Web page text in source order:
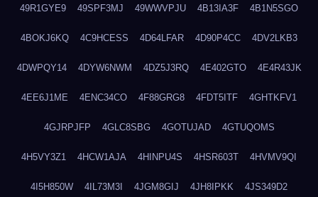
49R1GYE9 49SPF3MJ 49WWVPJU 4B13IA3F 4B1N5SGO
4BOKJ6KQ 4C9HCESS 4D64LFAR 4D90P4CC 4DV2LKB3
4DWPQY14 4DYW6NWM 4DZ5J3RQ 4E402GTO 4E4R43JK
4EE6J1ME 4ENC34CO 4F88GRG8 4FDT5ITF 4GHTKFV1
4GJRPJFP 4GLC8SBG 4GOTUJAD 4GTUQOMS
4H5VY3Z1 4HCW1AJA 4HINPU4S 4HSR603T 4HVMV9QI
4I5H850W 4IL73M3I 4JGM8GIJ 4JH8IPKK 4JS349D2